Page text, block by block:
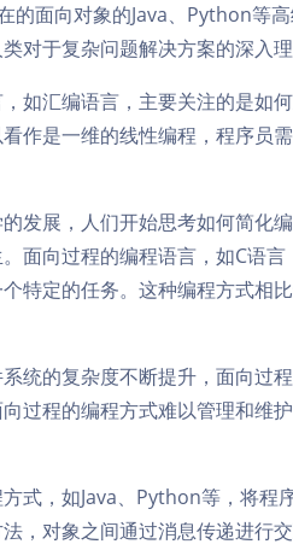
的面向对象的Java、Python等
对于复杂问题解决方案的深入理
如汇编语言，主要关注的是如
作是一维的线性编程，程序员
发展，人们开始思考如何简化
面向过程的编程语言，如C语
特定的任务。这种编程方式相
统的复杂度不断提升，面向过
过程的编程方式难以管理和维
式，如Java、Python等，将程
，对象之间通过消息传递进行